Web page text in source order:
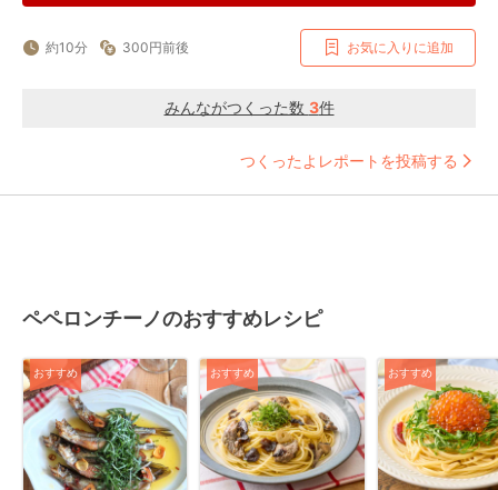
約10分 300円前後 お気に入りに追加
みんながつくった数 3件
つくったよレポートを投稿する
ペペロンチーノのおすすめレシピ
おすすめ おすすめ おすすめ